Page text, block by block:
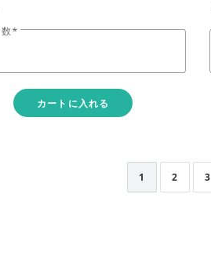
カートに入れる
1 2 3